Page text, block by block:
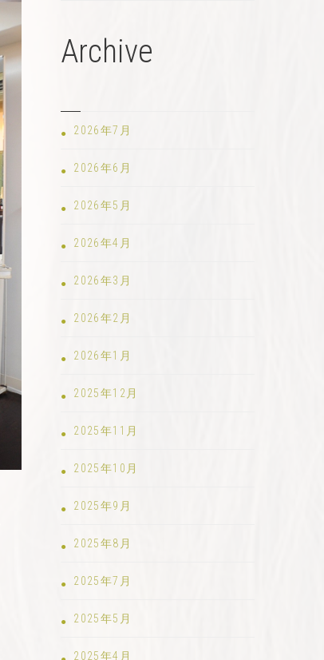
Archive
2026年7月
2026年6月
2026年5月
2026年4月
2026年3月
2026年2月
2026年1月
2025年12月
2025年11月
2025年10月
2025年9月
2025年8月
2025年7月
2025年5月
2025年4月